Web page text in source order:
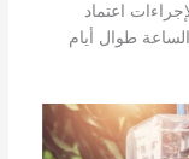
اعتماد
طوال أيام